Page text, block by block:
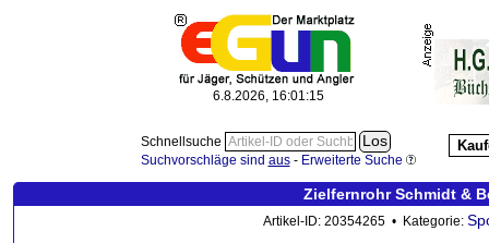
6.8.2026, 16:01:18
Schnellsuche
Suchvorschläge sind aus- Erweiterte Suche
Zielfernrohr Schmidt &
Artikel-ID: 20354265 • Kategorie: